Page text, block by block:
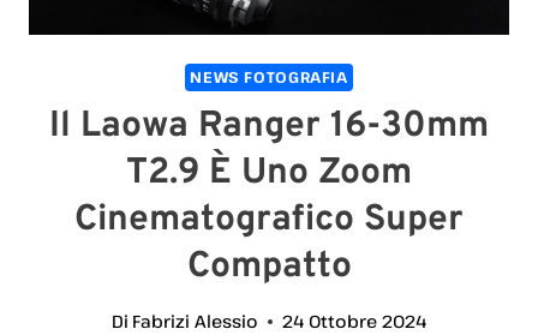
NEWS FOTOGRAFIA
Il Laowa Ranger 16-30mm
T2.9 È Uno Zoom
Cinematografico Super
Compatto
Di Fabrizi Alessio 24 Ottobre 2024